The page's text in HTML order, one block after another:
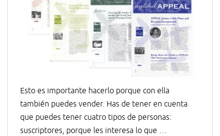
Esto es importante hacerlo porque con ella
también puedes vender. Has de tener en cuenta
que puedes tener cuatro tipos de personas:
suscriptores, porque les interesa lo que …